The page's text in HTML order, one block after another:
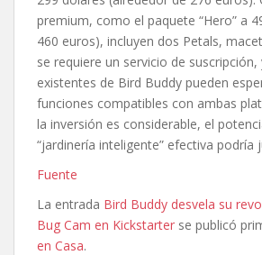
premium, como el paquete “Hero” a
460 euros), incluyen dos Petals,
se requiere un servicio de
existentes de Bird Buddy pueden
funciones compatibles con ambas
la inversión es considerable, el
“jardinería inteligente” efectiva podría
Fuente
La entrada Bird Buddy desvela su
Bug Cam en Kickstarter se publicó
en Casa.